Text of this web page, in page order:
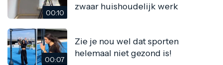
00:10
zwaar huishoudelijk werk
00:07
Zie je nou wel dat sporten
helemaal niet gezond is!